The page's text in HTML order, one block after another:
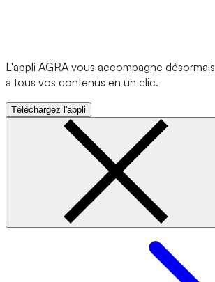
L'appli AGRA vous accompagne
à tous vos contenus en un clic.
Téléchargez l'appli